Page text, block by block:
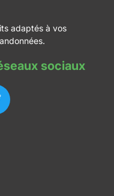
adaptés à vos
sociaux